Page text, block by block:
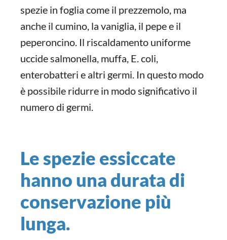
spezie in foglia come il prezzemolo, ma
anche il cumino, la vaniglia, il pepe e il
peperoncino. Il riscaldamento uniforme
uccide salmonella, muffa, E. coli,
enterobatteri e altri germi. In questo modo
è possibile ridurre in modo significativo il
numero di germi.
Le spezie essiccate
hanno una durata di
conservazione più
lunga.